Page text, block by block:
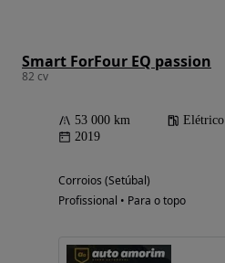
Smart ForFour EQ passion
82 cv
53 000 km Elétrico
2019
Corroios (Setúbal)
Profissional • Para o topo